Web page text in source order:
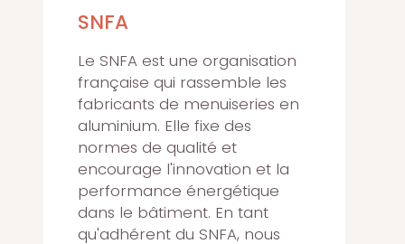
SNFA
Le SNFA est une organisation
française qui rassemble les
fabricants de menuiseries en
aluminium. Elle fixe des
normes de qualité et
encourage l'innovation et la
performance énergétique
dans le bâtiment. En tant
qu'adhérent du SNFA, nous